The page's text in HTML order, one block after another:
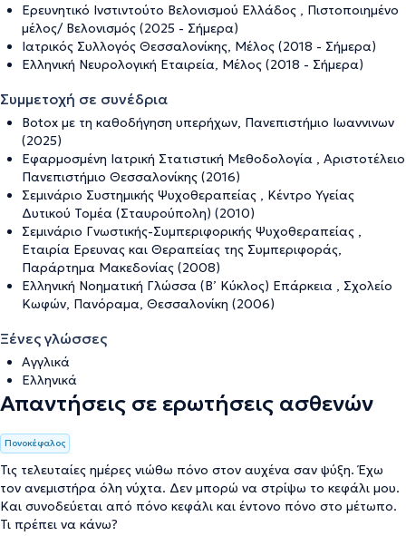
Ερευνητικό Ινστιντούτο Βελονισμού Ελλάδος , Πιστοποιημένο
μέλος/ Βελονισμός (2025 - Σήμερα)
Ιατρικός Συλλογός Θεσσαλονίκης, Μέλος (2018 - Σήμερα)
Ελληνική Νευρολογική Εταιρεία, Μέλος (2018 - Σήμερα)
Συμμετοχή σε συνέδρια
Βοtox με τη καθοδήγηση υπερήχων, Πανεπιστήμιο Ιωαννινων
(2025)
Εφαρμοσμένη Ιατρική Στατιστική Μεθοδολογία , Αριστοτέλειο
Πανεπιστήμιο Θεσσαλονίκης (2016)
Σεμινάριο Συστημικής Ψυχοθεραπείας , Κέντρο Υγείας
Δυτικού Τομέα (Σταυρούπολη) (2010)
Σεμινάριο Γνωστικής-Συμπεριφορικής Ψυχοθεραπείας ,
Eταιρία Ερευνας και Θεραπείας της Συμπεριφοράς,
Παράρτημα Μακεδονίας (2008)
Ελληνική Νοηματική Γλώσσα (Β’ Κύκλος) Επάρκεια , Σχολείο
Κωφών, Πανόραμα, Θεσσαλονίκη (2006)
Ξένες γλώσσες
Αγγλικά
Ελληνικά
Απαντήσεις σε ερωτήσεις ασθενών
Πονοκέφαλος
Τις τελευταίες ημέρες νιώθω πόνο στον αυχένα σαν ψύξη. Έχω
τον ανεμιστήρα όλη νύχτα. Δεν μπορώ να στρίψω το κεφάλι μου.
Και συνοδεύεται από πόνο κεφάλι και έντονο πόνο στο μέτωπο.
Τι πρέπει να κάνω?